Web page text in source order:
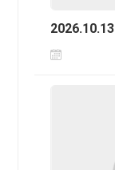
2026.10.13